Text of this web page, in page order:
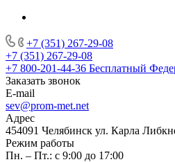
+7 (351) 267-29-08
+7 (351) 267-29-08
+7 800-201-44-36 Бесплатный
Заказать звонок
E-mail
sev@prom-met.net
Адрес
454091 Челябинск ул. Карла
Режим работы
Пн. – Пт.: с 9:00 до 17:00